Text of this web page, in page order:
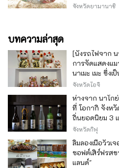
จังหวัดยามานาชิ
บทความล่าสุด
[นั่งรถไฟจาก
การจัดแสดงแม
นาเมะ เมะ ซึ่ง
ของญี่ปุ่น
จังหวัดไอจิ
ห่างจาก นาโก
ที่ โอกากิ จังห
ถิ่นยอดนิยม 3
จังหวัดกิฟุ
ลิ้มลองเนื้อวัวเ
ซอฟต์เสิร์ฟรสช
แลนด์"